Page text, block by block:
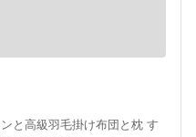
と高級羽毛掛け布団と枕 す